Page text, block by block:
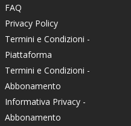
FAQ
Privacy Policy
Termini e Condizioni -
Piattaforma
Termini e Condizioni -
Abbonamento
Informativa Privacy -
Abbonamento